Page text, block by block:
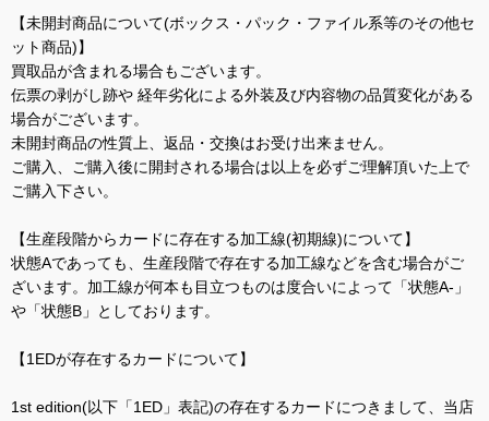
【未開封商品について(ボックス・パック・ファイル系等のその他セ
ット商品)】
買取品が含まれる場合もございます。
伝票の剥がし跡や 経年劣化による外装及び内容物の品質変化がある
場合がございます。
未開封商品の性質上、返品・交換はお受け出来ません。
ご購入、ご購入後に開封される場合は以上を必ずご理解頂いた上で
ご購入下さい。
【生産段階からカードに存在する加工線(初期線)について】
状態Aであっても、生産段階で存在する加工線などを含む場合がご
ざいます。加工線が何本も目立つものは度合いによって「状態A-」
や「状態B」としております。
【1EDが存在するカードについて】
1st edition(以下「1ED」表記)の存在するカードにつきまして、当店